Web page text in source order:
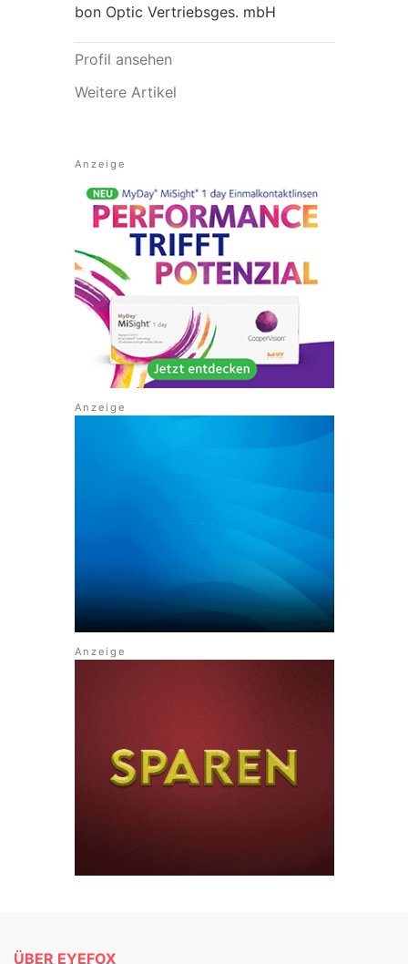
bon Optic Vertriebsges. mbH
Profil ansehen
Weitere Artikel
ÜBER EYEFOX